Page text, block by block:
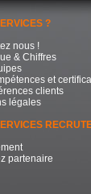
?
nous !
& Chiffres
et
clients
légales
partenaire